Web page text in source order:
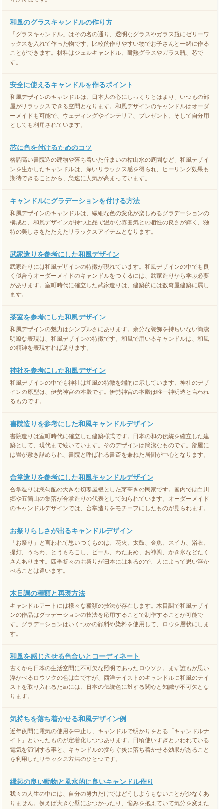
和風のグラスキャンドルの作り方
「グラスキャンドル」はその名の通り、透明なグラスやガラス瓶にゼリーワ
ックスを入れて作った物です。比較的作りやすい物でお子さんと一緒に作る
ことができます。材料はジェルキャンドル、耐熱グラスやガラス瓶、芯で
す。
安全に使えるキャンドルを作るポイント
和風デザインのキャンドルは、日本人の心にしっくりとはまり、いつもの部
屋がリラックスできる空間となります。和風デザインのキャンドルはオーダ
ーメイドも可能で、ウェディングやインテリア、プレゼント、そして自分用
としても利用されています。
芯に色を付けるためのコツ
格調高い書院造の建物や落ち着いた佇まいの枯山水の庭園など、和風デザイ
ンを生かしたキャンドルは、深いリラックス感を得られ、ヒーリング効果も
期待できることから、急速に人気が高まっています。
キャンドルにグラデーションを付ける方法
和風デザインのキャンドルは、繊細な色の変化が楽しめるグラデーションの
構成と、和風デザインが持つ上品で温かな雰囲気との相性の良さが輝く、独
特の美しさをたたえたリラックスアイテムとなります。
武家造りを参考にした和風デザイン
武家造りには和風デザインの特徴が現れています。和風デザインの中でも良
く似合うオーダーメイドのキャンドルをつくるには、武家造りから学ぶ必要
があります。室町時代に確立した武家造りは、建築的には数奇屋建築に属し
ます。
茶室を参考にした和風デザイン
和風デザインの魅力はシンプルさにあります。余分な装飾を持ちいない簡潔
明瞭な表現は、和風デザインの特徴です。和風で用いるキャンドルは、和風
の精紳を表現すれば足ります。
神社を参考にした和風デザイン
和風デザインの中でも神社は和風の特徴を端的に示しています。神社のデザ
インの原型は、伊勢神宮の本殿です。伊勢神宮の本殿は唯一神明造と言われ
るものです。
書院造りを参考にした和風キャンドルデザイン
書院造りは室町時代に確立した建築様式です。日本の和の伝統を確立した建
築として、現代まで続いています。そのデザインは簡潔なものです。部屋に
は畳が敷き詰められ、書院と呼ばれる書斎を兼ねた居間が中心となります。
合掌造りを参考にした和風キャンドルデザイン
合掌造りは急勾配の大きな切妻屋根とした茅葺きの民家です。国内では白川
郷や五箇山の集落が合掌造りの代表として知られています。オーダーメイド
のキャンドルデザインでは、合掌造りをモチーフにしたものが見られます。
お祭りらしさが出るキャンドルデザイン
「お祭り」と言われて思いつくものは、花火、太鼓、金魚、スイカ、浴衣、
提灯、うちわ、とうもろこし、ビール、わたあめ、お神輿、かき氷などたく
さんあります。四季折々のお祭りが日本にはあるので、人によって思い浮か
べることは違います。
木目調の種類と再現方法
キャンドルアートには様々な種類の技法が存在します。木目調で和風デザイ
ンの作品はグラデーションの技法を応用することで制作することが可能で
す。グラデーションはいくつかの顔料や染料を使用して、ロウを層状にしま
す。
和風を感じさせる色合いとコーディネート
古くから日本の生活空間に不可欠な照明であったロウソク。まず誰もが思い
浮かべるロウソクの色は白ですが、西洋テイストのキャンドルに和風のテイ
ストを取り入れるためには、日本の伝統色に対する関心と知識が不可欠とな
ります。
気持ちを落ち着かせる和風デザイン例
近年夜間に電気の使用を中止し、キャンドルで明かりをとる「キャンドルナ
イト」といったものが定着化しつつあります。日頃使いすぎといわれている
電気を節制する事と、キャンドルの揺らぐ炎に落ち着かせる効果があること
を利用したリラックス方法のひとつです。
縁起の良い動物と風水的に良いキャンドル作り
我々の人生の中には、自分の努力だけではどうしようもないことが少なくあ
りません。例えば大きな壁にぶつかったり、悩みを抱えていて気分を変えた